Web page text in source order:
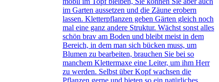
im Garten aussetzen und die Zäune erobern
lassen. Kletterpflanzen geben Gärten gleich noch
mal eine ganz andere Struktur. Wächst sonst alles
schön brav am Boden und bleibt meist in dem
Bereich, in dem man sich bücken muss, um
Blumen zu bearbeiten, brauchen Sie bei so
manchem Klettermaxe eine Leiter, um ihm Herr
zu werden. Selbst über Kopf wachsen die
Pflanzen gerne und bieten so ein natürliches